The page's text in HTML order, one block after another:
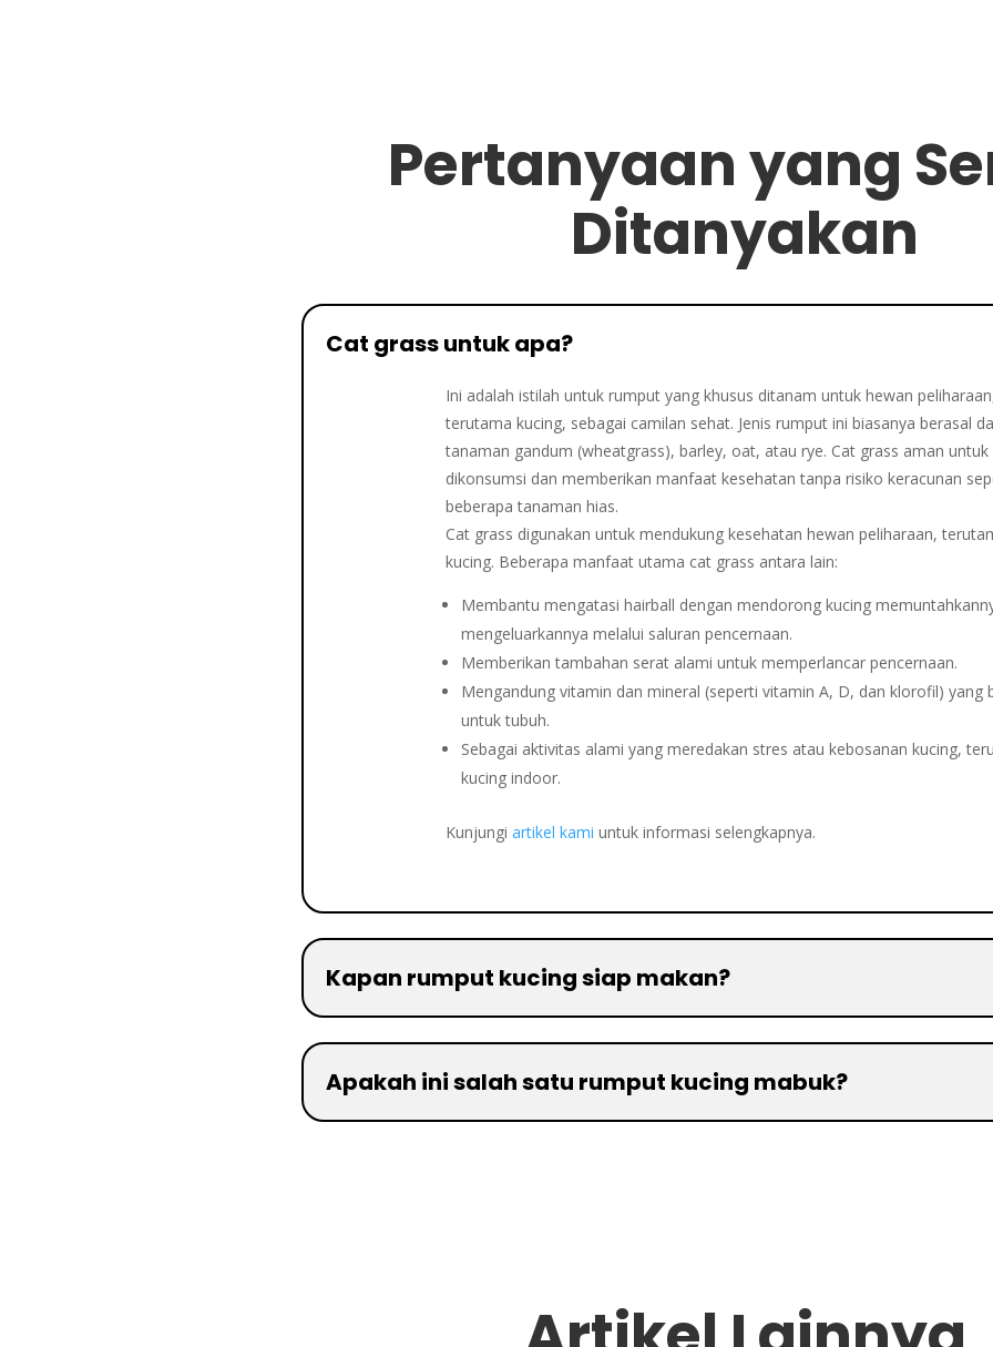
Pertanyaan yang
Ditanyakan
Cat grass untuk apa?
Ini adalah istilah untuk rumput yang khusus ditanam untuk hewan
terutama kucing, sebagai camilan sehat. Jenis rumput ini biasanya berasal
tanaman gandum (wheatgrass), barley, oat, atau rye. Cat grass aman untuk
dikonsumsi dan memberikan manfaat kesehatan tanpa risiko keracunan
beberapa tanaman hias.
Cat grass digunakan untuk mendukung kesehatan hewan peliharaan,
kucing. Beberapa manfaat utama cat grass antara lain:
Membantu mengatasi hairball dengan mendorong kucing
mengeluarkannya melalui saluran pencernaan.
Memberikan tambahan serat alami untuk memperlancar pencernaan.
Mengandung vitamin dan mineral (seperti vitamin A, D, dan klorofil) yang
untuk tubuh.
Sebagai aktivitas alami yang meredakan stres atau kebosanan kucing,
kucing indoor.
Kunjungi artikel kami untuk informasi selengkapnya.
Kapan rumput kucing siap makan?
Apakah ini salah satu rumput kucing mabuk?